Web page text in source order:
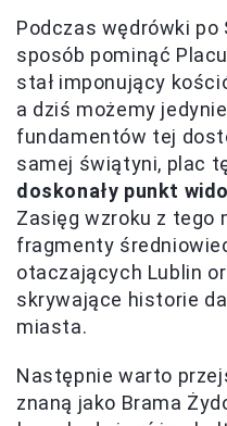
Podczas wędrówki po
sposób pominąć
stał imponujący
a dziś możemy
fundamentów tej
samej świątyni, plac
doskonały punkt
Zasięg wzroku z tego
fragmenty
otaczających Lublin
skrywające historie
miasta.
Następnie warto
znaną jako Brama